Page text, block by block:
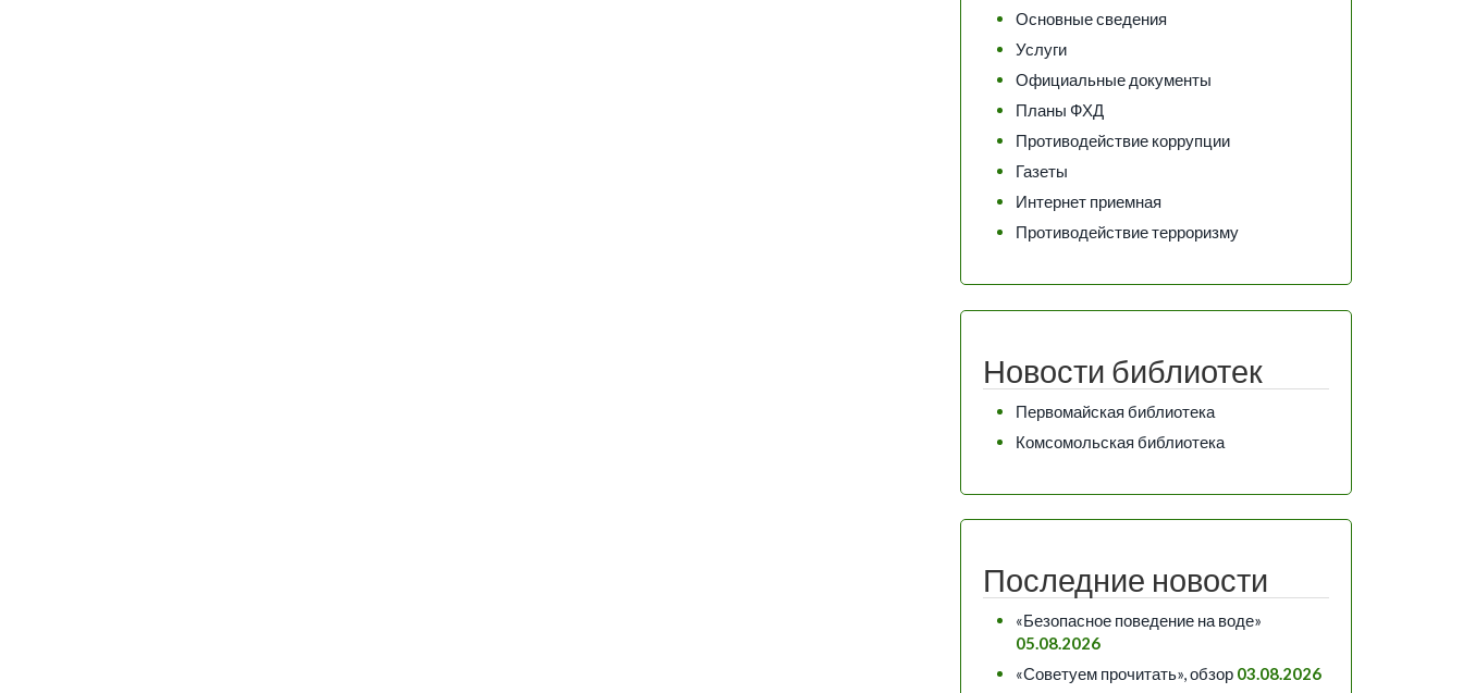
Основные сведения
Услуги
Официальные документы
Планы ФХД
Противодействие коррупции
Газеты
Интернет приемная
Противодействие терроризму
Новости библиотек
Первомайская библиотека
Комсомольская библиотека
Последние новости
«Безопасное поведение на воде»
05.08.2026
«Советуем прочитать», обзор 03.08.2026